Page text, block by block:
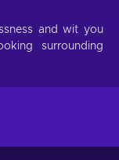
and wit you
surrounding